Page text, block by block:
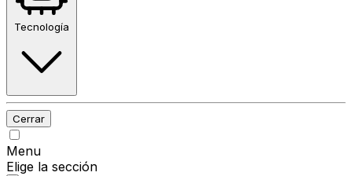
Tecnología
Cerrar
Menu
Elige la sección